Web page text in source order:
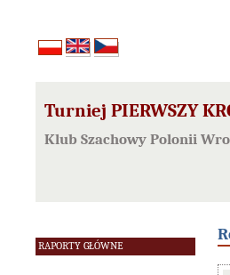
Turniej PIERWSZY
Klub Szachowy Polonii
RAPORTY GŁÓWNE